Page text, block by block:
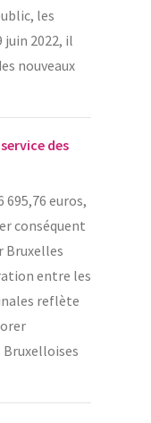
les
2022, il
nouveaux
des
695,76 euros,
conséquent
Bruxelles
entre les
reflète
Bruxelloises